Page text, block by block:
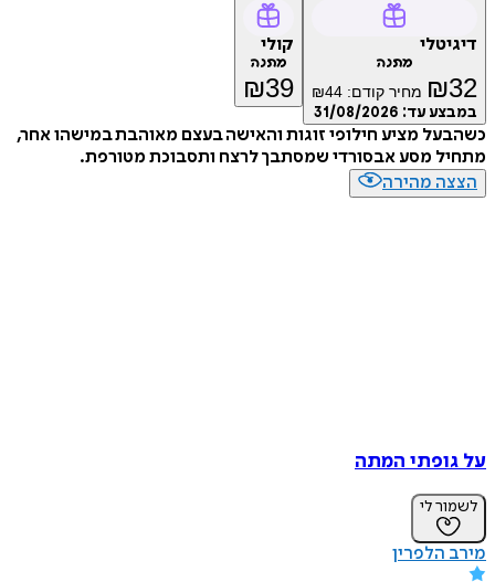
דיגיטלי
מתנה
₪32 מחיר קודם: ₪44
במבצע עד: 31/08/2026
קולי
מתנה
₪39
כשהבעל מציע חילופי זוגות והאישה בעצם מאוהבת במישהו אחר,
מתחיל מסע אבסורדי שמסתבך לרצח ותסבוכת מטורפת.
הצצה מהירה
על גופתי המתה
לשמור לי
מירב הלפרין